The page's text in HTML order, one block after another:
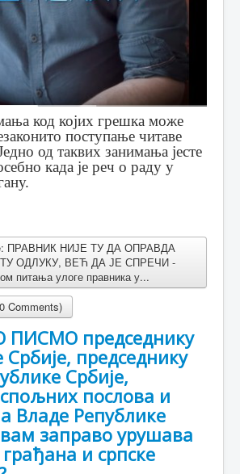
код којих грешка може
поступање читаве
од таквих занимања јесте
када је реч о раду у
ПРАВНИК НИЈЕ ТУ ДА ОПРАВДА
ОДЛУКУ, ВЕЋ ДА ЈЕ СПРЕЧИ -
питања улоге правника у...
Comments)
ПИСМО председнику
Србије, председнику
Србије,
послова и
Владе Републике
заправо урушава
и српске